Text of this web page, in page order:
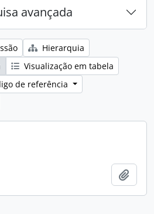
avançada
Hierarquia
Visualização em tabela
de referência